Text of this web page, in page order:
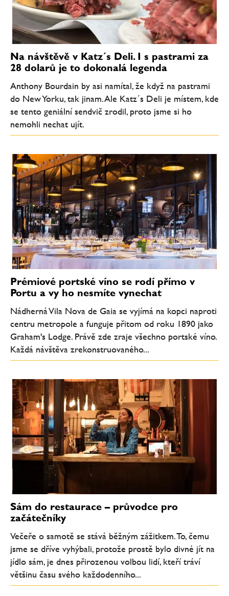
Na návštěvě v Katz´s Deli. I s pastrami za
28 dolarů je to dokonalá legenda
Anthony Bourdain by asi namítal, že když na pastrami
do New Yorku, tak jinam. Ale Katz´s Deli je místem, kde
se tento geniální sendvič zrodil, proto jsme si ho
nemohli nechat ujít.
Prémiové portské víno se rodí přímo v
Portu a vy ho nesmíte vynechat
Nádherná Vila Nova de Gaia se vyjímá na kopci naproti
centru metropole a funguje přitom od roku 1890 jako
Graham's Lodge. Právě zde zraje všechno portské víno.
Každá návštěva zrekonstruovaného...
Sám do restaurace – průvodce pro
začátečníky
Večeře o samotě se stává běžným zážitkem. To, čemu
jsme se dříve vyhýbali, protože prostě bylo divné jít na
jídlo sám, je dnes přirozenou volbou lidí, kteří tráví
většinu času svého každodenního...